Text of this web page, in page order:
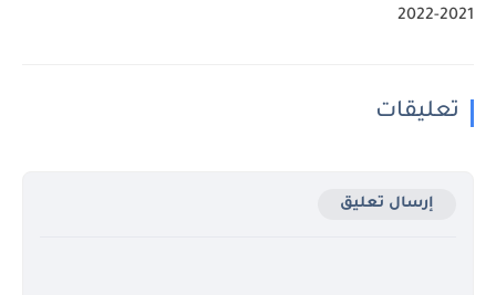
2021-2022
تعليقات
إرسال تعليق